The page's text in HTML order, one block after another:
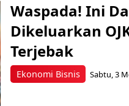
Ekonomi Bisnis
Waspada! Ini
Dikeluarkan
Terjebak
Sabtu, 3